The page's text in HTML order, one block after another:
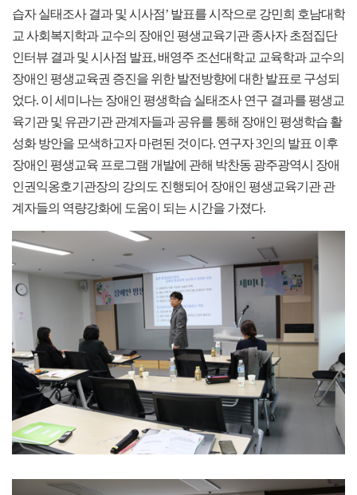
습자 실태조사 결과 및 시사점’ 발표를 시작으로 강민희 호남대학
교 사회복지학과 교수의 장애인 평생교육기관 종사자 초점집단
인터뷰 결과 및 시사점 발표, 배영주 조선대학교 교육학과 교수의
장애인 평생교육권 증진을 위한 발전방향에 대한 발표로 구성되
었다. 이 세미나는 장애인 평생학습 실태조사 연구 결과를 평생교
육기관 및 유관기관 관계자들과 공유를 통해 장애인 평생학습 활
성화 방안을 모색하고자 마련된 것이다. 연구자 3인의 발표 이후
장애인 평생교육 프로그램 개발에 관해 박찬동 광주광역시 장애
인권익옹호기관장의 강의도 진행되어 장애인 평생교육기관 관
계자들의 역량강화에 도움이 되는 시간을 가졌다.